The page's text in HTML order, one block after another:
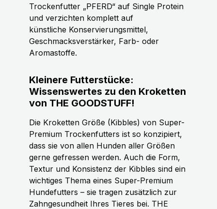
Trockenfutter „PFERD“ auf Single Protein
und verzichten komplett auf
künstliche Konservierungsmittel,
Geschmacksverstärker, Farb- oder
Aromastoffe.
Kleinere Futterstücke:
Wissenswertes zu den Kroketten
von THE GOODSTUFF!
Die Kroketten Größe (Kibbles) von Super-
Premium Trockenfutters ist so konzipiert,
dass sie von allen Hunden aller Größen
gerne gefressen werden. Auch die Form,
Textur und Konsistenz der Kibbles sind ein
wichtiges Thema eines Super-Premium
Hundefutters – sie tragen zusätzlich zur
Zahngesundheit Ihres Tieres bei. THE